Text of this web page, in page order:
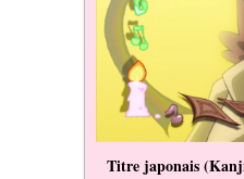
Titre japonais (